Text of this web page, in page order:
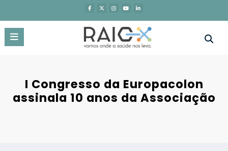
o
conteúdo
I Congresso da Europacolon
assinala 10 anos da Associação